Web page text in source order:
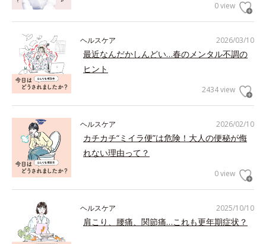
0 view
2026/03/10
ヘルスケア
最近なんだかしんどい…春のメンタル不調の
ヒント
2434 view
2026/02/10
ヘルスケア
カチカチ“ミイラ便”は危険！大人の便秘が侮
れない理由って？
0 view
2025/10/10
ヘルスケア
肩こり、腰痛、関節痛…これも更年期症状？